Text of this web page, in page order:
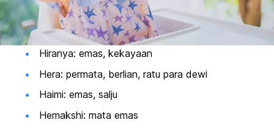
Hiranya: emas, kekayaan
Hera: permata, berlian, ratu para dewi
Haimi: emas, salju
Hemakshi: mata emas